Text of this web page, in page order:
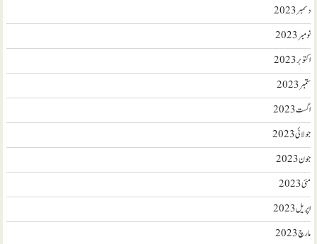
دسمبر 2023
نومبر 2023
اکتوبر 2023
ستمبر 2023
اگست 2023
جولائی 2023
جون 2023
مئی 2023
اپریل 2023
مارچ 2023